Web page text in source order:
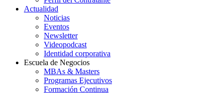
Actualidad
Noticias
Eventos
Newsletter
Videopodcast
Identidad corporativa
Escuela de Negocios
MBAs & Masters
Programas Ejecutivos
Formación Continua